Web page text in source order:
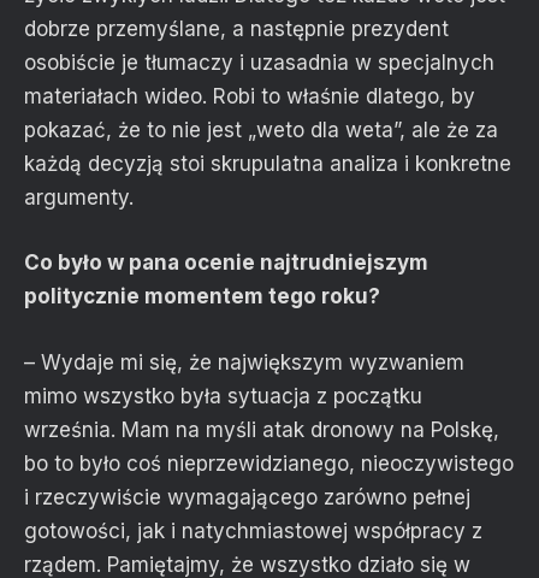
dobrze przemyślane, a następnie prezydent
osobiście je tłumaczy i uzasadnia w specjalnych
materiałach wideo. Robi to właśnie dlatego, by
pokazać, że to nie jest „weto dla weta”, ale że za
każdą decyzją stoi skrupulatna analiza i konkretne
argumenty.
Co było w pana ocenie najtrudniejszym
politycznie momentem tego roku?
– Wydaje mi się, że największym wyzwaniem
mimo wszystko była sytuacja z początku
września. Mam na myśli atak dronowy na Polskę,
bo to było coś nieprzewidzianego, nieoczywistego
i rzeczywiście wymagającego zarówno pełnej
gotowości, jak i natychmiastowej współpracy z
rządem. Pamiętajmy, że wszystko działo się w